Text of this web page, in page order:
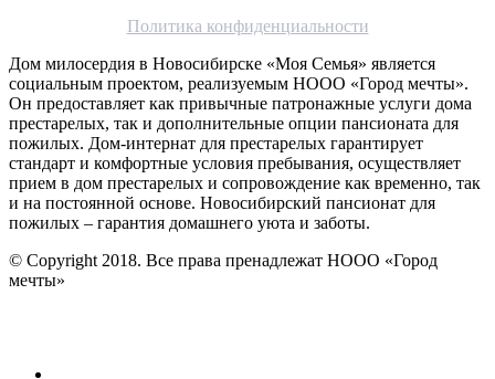
Политика конфиденциальности
Дом милосердия в Новосибирске «Моя Семья» является
социальным проектом, реализуемым НООО «Город мечты».
Он предоставляет как привычные патронажные услуги дома
престарелых, так и дополнительные опции пансионата для
пожилых. Дом-интернат для престарелых гарантирует
стандарт и комфортные условия пребывания, осуществляет
прием в дом престарелых и сопровождение как временно, так
и на постоянной основе. Новосибирский пансионат для
пожилых – гарантия домашнего уюта и заботы.
© Copyright 2018. Все права пренадлежат НООО «Город
мечты»